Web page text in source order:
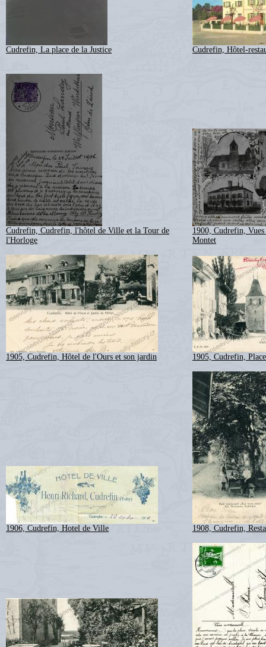
Cudrefin, La place de la Justice Cudrefin, Hôtel-
Cudrefin, Cudrefin, l'hôtel de Ville et la Tour de
l'Horloge
1900, Cudrefin,
Montet
1905, Cudrefin, Hôtel de l'Ours et son jardin 1905, Cudrefin,
1906, Cudrefin, Hotel de Ville 1908, Cudrefin,